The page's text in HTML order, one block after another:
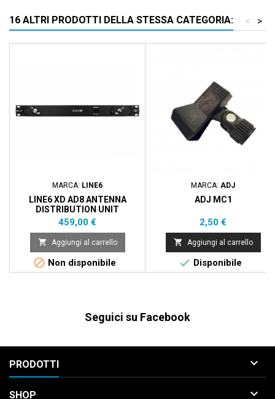
16 ALTRI PRODOTTI DELLA STESSA CATEGORIA: >
<
MARCA: LINE6
LINE6 XD AD8 ANTENNA
DISTRIBUTION UNIT
Prezzo
459,00 €
 Aggiungi al carrello
 Non disponibile
MARCA: ADJ
ADJ MC1
Prezzo
2,50 €
 Aggiungi al carrello
 Disponibile
Seguici su Facebook
PRODOTTI 
SHOP 